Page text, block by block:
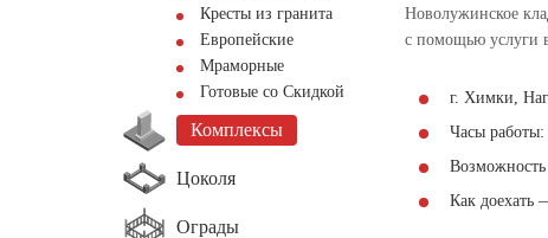
Кресты из гранита
Европейские
Мраморные
Готовые со Скидкой
Комплексы
Цоколя
Ограды
Новолужинское
с помощью услуги
г. Химки,
Часы
Как доехать